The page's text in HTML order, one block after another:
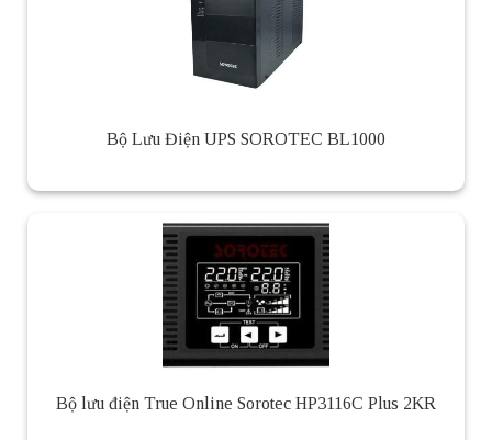
Bộ Lưu Điện UPS SOROTEC BL1000
Bộ lưu điện True Online Sorotec HP3116C Plus 2KR